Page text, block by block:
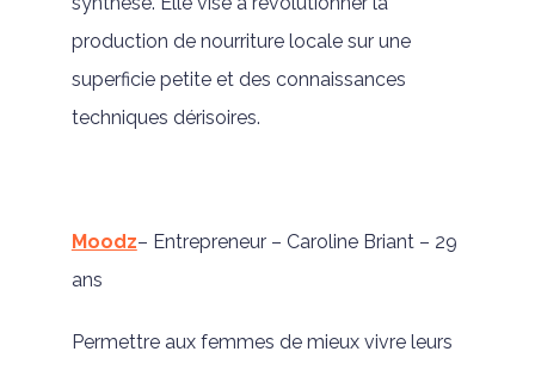
production de nourriture locale sur une
superficie petite et des connaissances
techniques dérisoires.
Moodz– Entrepreneur – Caroline Briant – 29
ans
Permettre aux femmes de mieux vivre leurs